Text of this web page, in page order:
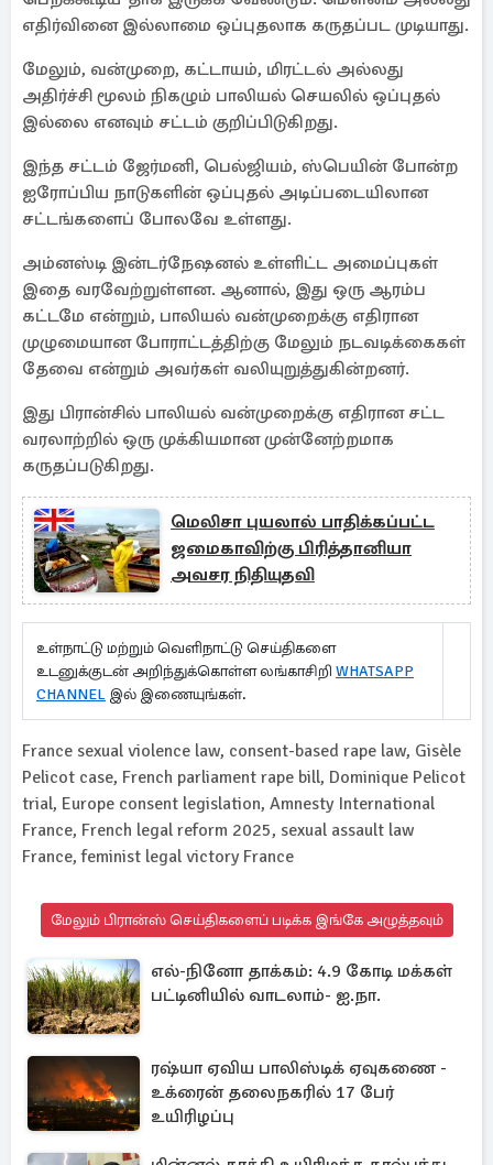
எதிர்வினை இல்லாமை ஒப்புதலாக கருதப்பட முடியாது.
மேலும், வன்முறை, கட்டாயம், மிரட்டல் அல்லது
அதிர்ச்சி மூலம் நிகழும் பாலியல் செயலில் ஒப்புதல்
இல்லை எனவும் சட்டம் குறிப்பிடுகிறது.
இந்த சட்டம் ஜேர்மனி, பெல்ஜியம், ஸ்பெயின் போன்ற
ஐரோப்பிய நாடுகளின் ஒப்புதல் அடிப்படையிலான
சட்டங்களைப் போலவே உள்ளது.
அம்னஸ்டி இன்டர்நேஷனல் உள்ளிட்ட அமைப்புகள்
இதை வரவேற்றுள்ளன. ஆனால், இது ஒரு ஆரம்ப
கட்டமே என்றும், பாலியல் வன்முறைக்கு எதிரான
முழுமையான போராட்டத்திற்கு மேலும் நடவடிக்கைகள்
தேவை என்றும் அவர்கள் வலியுறுத்துகின்றனர்.
இது பிரான்சில் பாலியல் வன்முறைக்கு எதிரான சட்ட
வரலாற்றில் ஒரு முக்கியமான முன்னேற்றமாக
கருதப்படுகிறது.
மெலிசா புயலால் பாதிக்கப்பட்ட
ஜமைகாவிற்கு பிரித்தானியா
அவசர நிதியுதவி
உள்நாட்டு மற்றும் வெளிநாட்டு செய்திகளை
உடனுக்குடன் அறிந்துக்கொள்ள லங்காசிறி WHATSAPP
CHANNEL இல் இணையுங்கள்.
France sexual violence law, consent-based rape law, Gisèle
Pelicot case, French parliament rape bill, Dominique Pelicot
trial, Europe consent legislation, Amnesty International
France, French legal reform 2025, sexual assault law
France, feminist legal victory France
மேலும் பிரான்ஸ் செய்திகளைப் படிக்க இங்கே அழுத்தவும்
எல்-நினோ தாக்கம்: 4.9 கோடி மக்கள்
பட்டினியில் வாடலாம்- ஐ.நா.
ரஷ்யா ஏவிய பாலிஸ்டிக் ஏவுகணை -
உக்ரைன் தலைநகரில் 17 பேர்
உயிரிழப்பு